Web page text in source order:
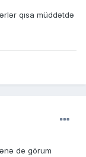
qısa müddətdə
de görum